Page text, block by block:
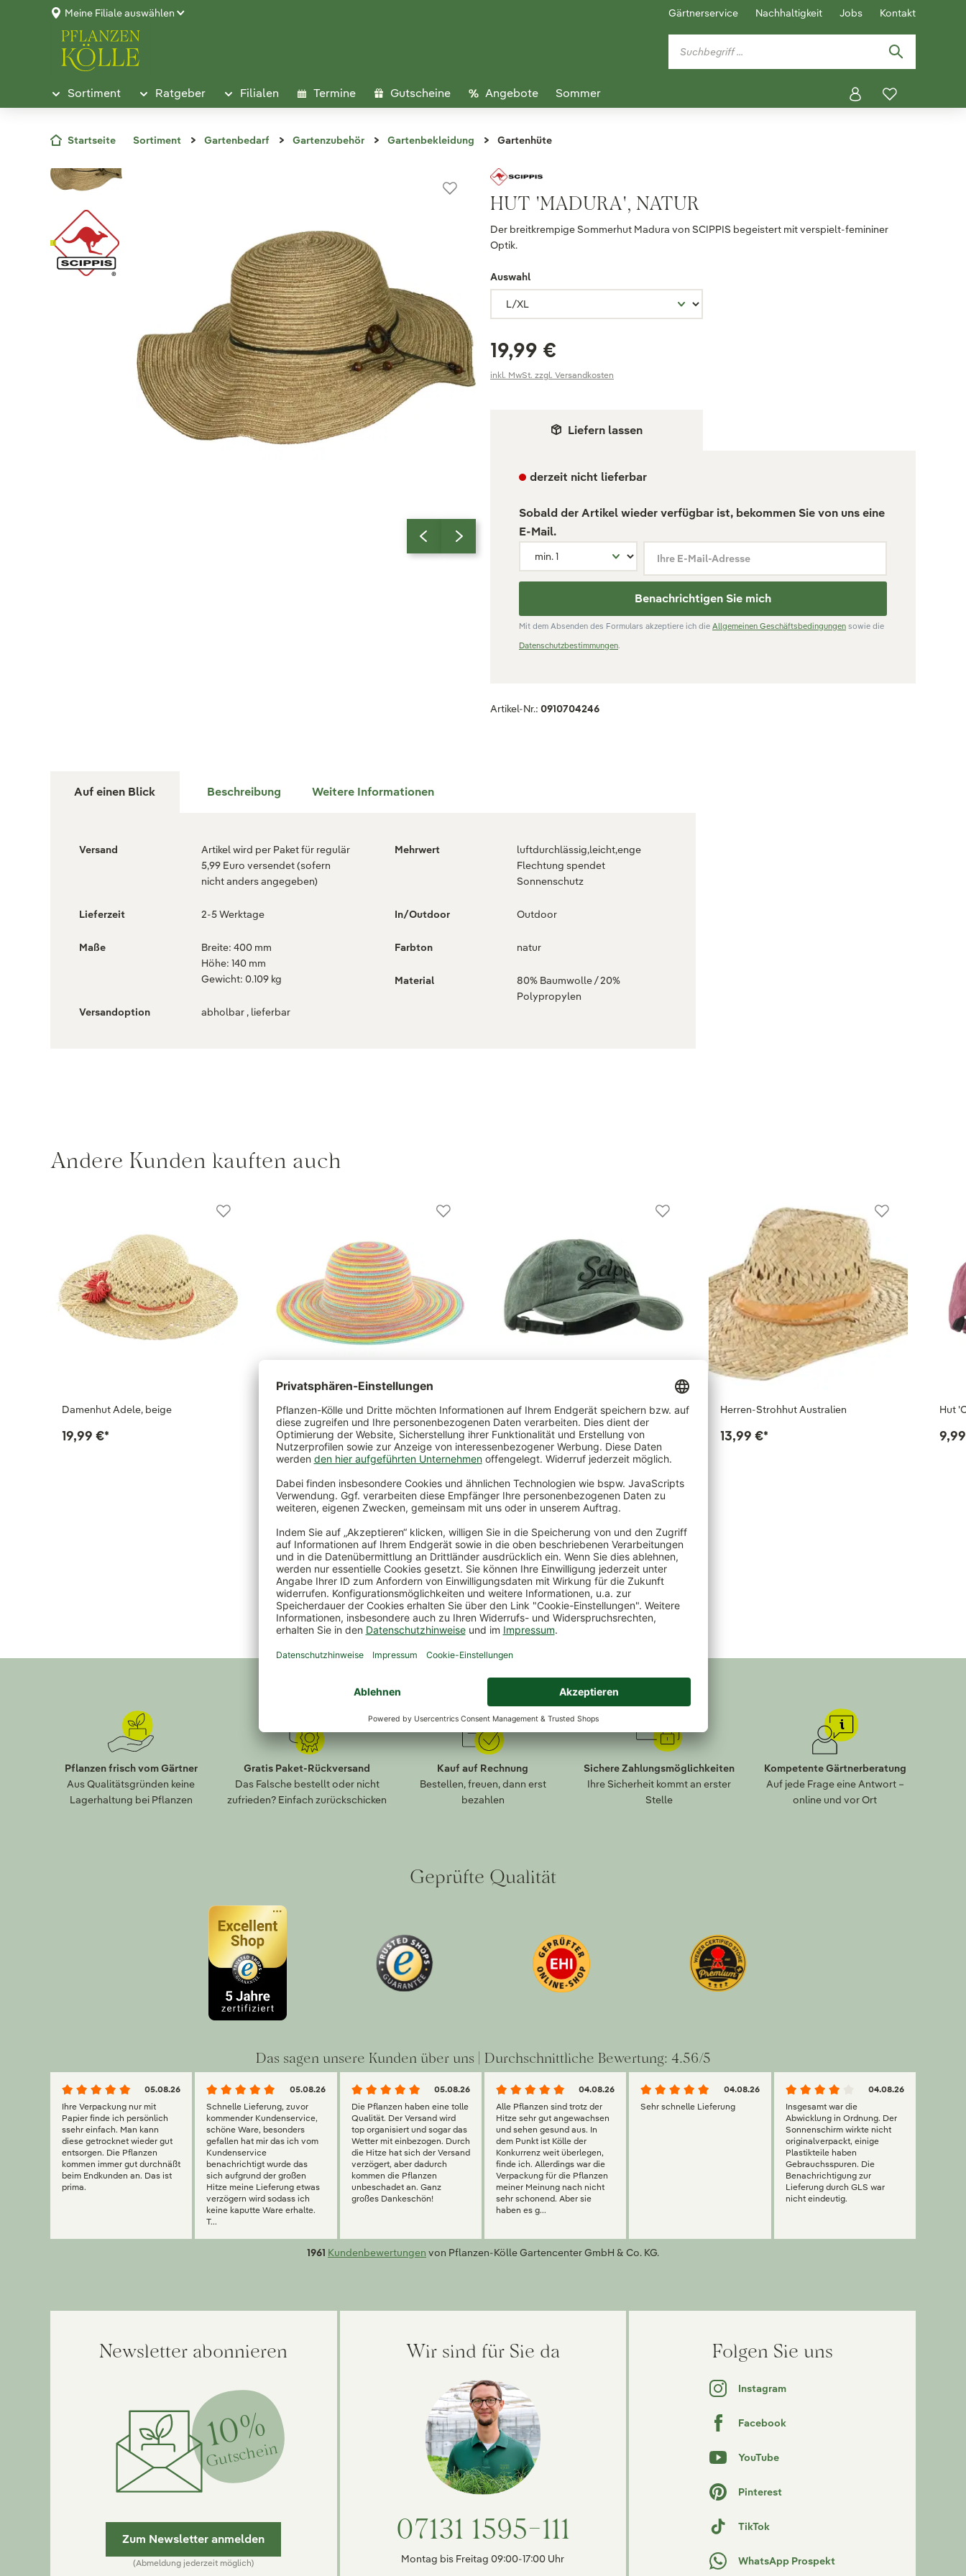
Meine Filiale auswählen Gärtnerservice Nachhaltigkeit Jobs Kontakt
Sortiment Ratgeber Filialen Termine Gutscheine Angebote Sommer
Startseite Sortiment Gartenbedarf Gartenzubehör Gartenbekleidung Gartenhüte
HUT 'MADURA', NATUR
Der breitkrempige Sommerhut Madura von SCIPPIS begeistert mit verspielt-femininer
Optik.
Auswahl
19,99 €
inkl. MwSt. zzgl. Versandkosten
Liefern lassen
derzeit nicht lieferbar
Sobald der Artikel wieder verfügbar ist, bekommen Sie von uns eine
E-Mail.
Ihre E-Mail-Adresse
Benachrichtigen Sie mich
Mit dem Absenden des Formulars akzeptiere ich die Allgemeinen Geschäftsbedingungen sowie die
Datenschutzbestimmungen.
Artikel-Nr.: 0910704246
Auf einen Blick Beschreibung Weitere Informationen
Versand
Artikel wird per Paket für regulär
5,99 Euro versendet (sofern
nicht anders angegeben)
Lieferzeit 2-5 Werktage
Maße
Breite: 400 mm
Höhe: 140 mm
Gewicht: 0.109 kg
Versandoption abholbar , lieferbar
Mehrwert
luftdurchlässig,leicht,enge
Flechtung spendet
Sonnenschutz
In/Outdoor Outdoor
Farbton natur
Material
80% Baumwolle / 20%
Polypropylen
Andere Kunden kauften auch
Damenhut Adele, beige
19,99 €*
Kinderhut Lorenza, bunt
14,99 €*
Hut 'Canvas Cap', olive, 100% Baum…
9,99 €*
Herren-Strohhut Australien
13,99 €*
Hut
Pflanzen frisch vom Gärtner
Aus Qualitätsgründen keine
Lagerhaltung bei Pflanzen
Gratis Paket-Rückversand
Das Falsche bestellt oder nicht
zufrieden? Einfach zurückschicken
Kauf auf Rechnung
Bestellen, freuen, dann erst
bezahlen
Sichere Zahlungsmöglichkeiten
Ihre Sicherheit kommt an erster
Stelle
Kompetente Gärtnerberatung
Auf jede Frage eine Antwort –
online und vor Ort
Geprüfte Qualität
Das sagen unsere Kunden über uns | Durchschnittliche Bewertung: 4.56/5
05.08.26
Ihre Verpackung nur mit
Papier finde ich persönlich
ssehr einfach. Man kann
diese getrocknet wieder gut
entsorgen. Die Pflanzen
kommen immer gut durchnäßt
beim Endkunden an. Das ist
prima.
05.08.26
Schnelle Lieferung, zuvor
kommender Kundenservice,
schöne Ware, besonders
gefallen hat mir das ich vom
Kundenservice
benachrichtigt wurde das
sich aufgrund der großen
Hitze meine Lieferung etwas
verzögern wird sodass ich
keine kaputte Ware erhalte.
T...
05.08.26
Die Pflanzen haben eine tolle
Qualität. Der Versand wird
top organisiert und sogar das
Wetter mit einbezogen. Durch
die Hitze hat sich der Versand
verzögert, aber dadurch
kommen die Pflanzen
unbeschadet an. Ganz
großes Dankeschön!
04.08.26
Alle Pflanzen sind trotz der
Hitze sehr gut angewachsen
und sehen gesund aus. In
dem Punkt ist Kölle der
Konkurrenz weit überlegen,
finde ich. Allerdings war die
Verpackung für die Pflanzen
meiner Meinung nach nicht
sehr schonend. Aber sie
haben es g...
04.08.26
Sehr schnelle Lieferung
04.08.26
Insgesamt war die
Abwicklung in Ordnung. Der
Sonnenschirm wirkte nicht
originalverpackt, einige
Plastikteile haben
Gebrauchsspuren. Die
Benachrichtigung zur
Lieferung durch GLS war
nicht eindeutig.
1961 Kundenbewertungen von Pflanzen-Kölle Gartencenter GmbH & Co. KG.
Newsletter abonnieren
10%
Gutschein
Zum Newsletter anmelden
(Abmeldung jederzeit möglich)
Wir sind für Sie da
07131 1595-111
Montag bis Freitag 09:00-17:00 Uhr
Folgen Sie uns
Instagram
Facebook
YouTube
Pinterest
TikTok
WhatsApp Prospekt